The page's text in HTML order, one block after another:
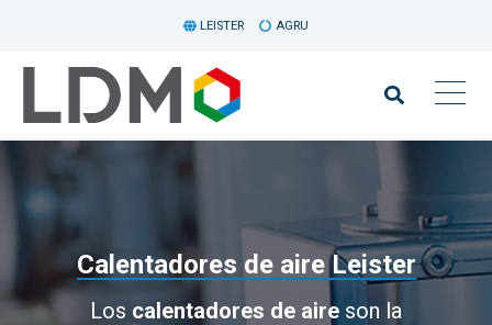
LEISTER AGRU
Calentadores de aire Leister
Los calentadores de aire son la